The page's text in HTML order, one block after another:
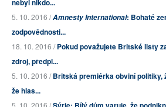
nebyl nikdo...
5. 10. 2016 /Amnesty International: Bohaté
zodpovědnosti...
18. 10. 2016 /Pokud považujete Britské listy
zdroj, předpl...
5. 10. 2016 /Britská premiérka obviní politiky,
že hlas...